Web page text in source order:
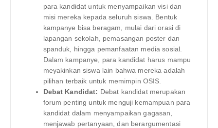
para kandidat untuk menyampaikan visi dan
misi mereka kepada seluruh siswa. Bentuk
kampanye bisa beragam, mulai dari orasi di
lapangan sekolah, pemasangan poster dan
spanduk, hingga pemanfaatan media sosial.
Dalam kampanye, para kandidat harus mampu
meyakinkan siswa lain bahwa mereka adalah
pilihan terbaik untuk memimpin OSIS.
Debat Kandidat: Debat kandidat merupakan
forum penting untuk menguji kemampuan para
kandidat dalam menyampaikan gagasan,
menjawab pertanyaan, dan berargumentasi